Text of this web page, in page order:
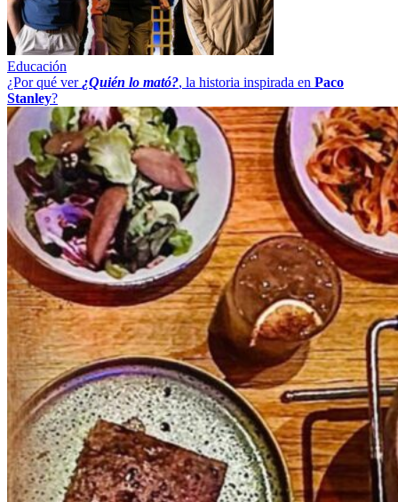
Educación
¿Por qué ver ¿Quién lo mató?, la historia inspirada en Paco
Stanley?